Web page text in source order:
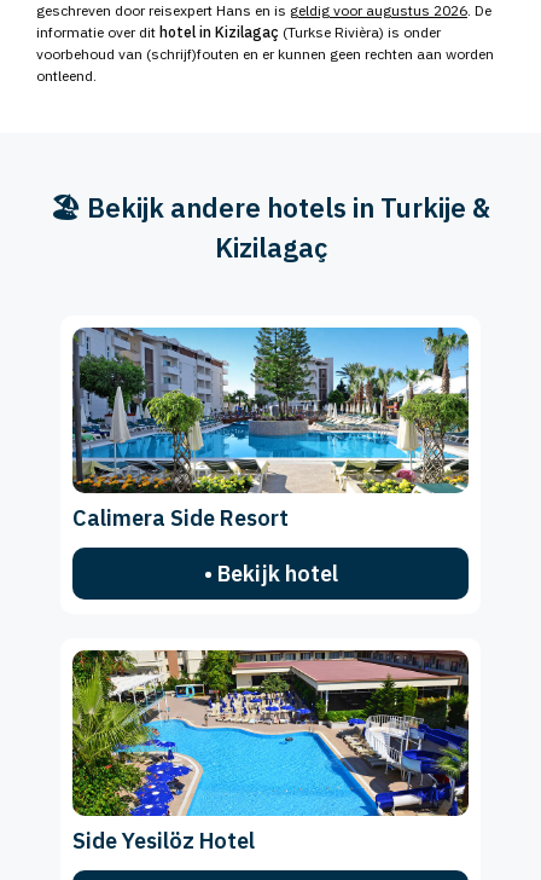
geschreven door reisexpert Hans en is geldig voor augustus 2026. De
informatie over dit hotel in Kizilagaç (Turkse Rivièra) is onder
voorbehoud van (schrijf)fouten en er kunnen geen rechten aan worden
ontleend.
🏖️ Bekijk andere hotels in Turkije &
Kizilagaç
Calimera Side Resort
• Bekijk hotel
Side Yesilöz Hotel